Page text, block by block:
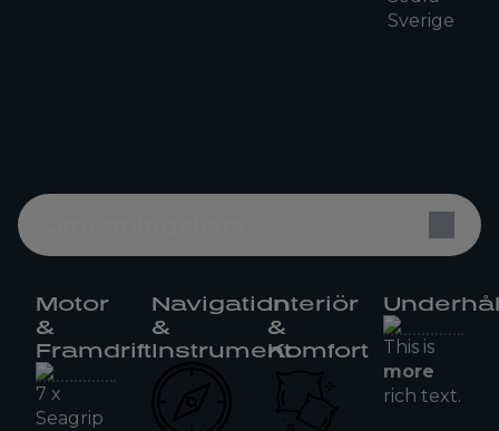
Sverige
Motor
&
Framdrift
7 x
Seagrip
Navigation
&
Instrument
Interiör
&
Komfort
This is
more
rich text.